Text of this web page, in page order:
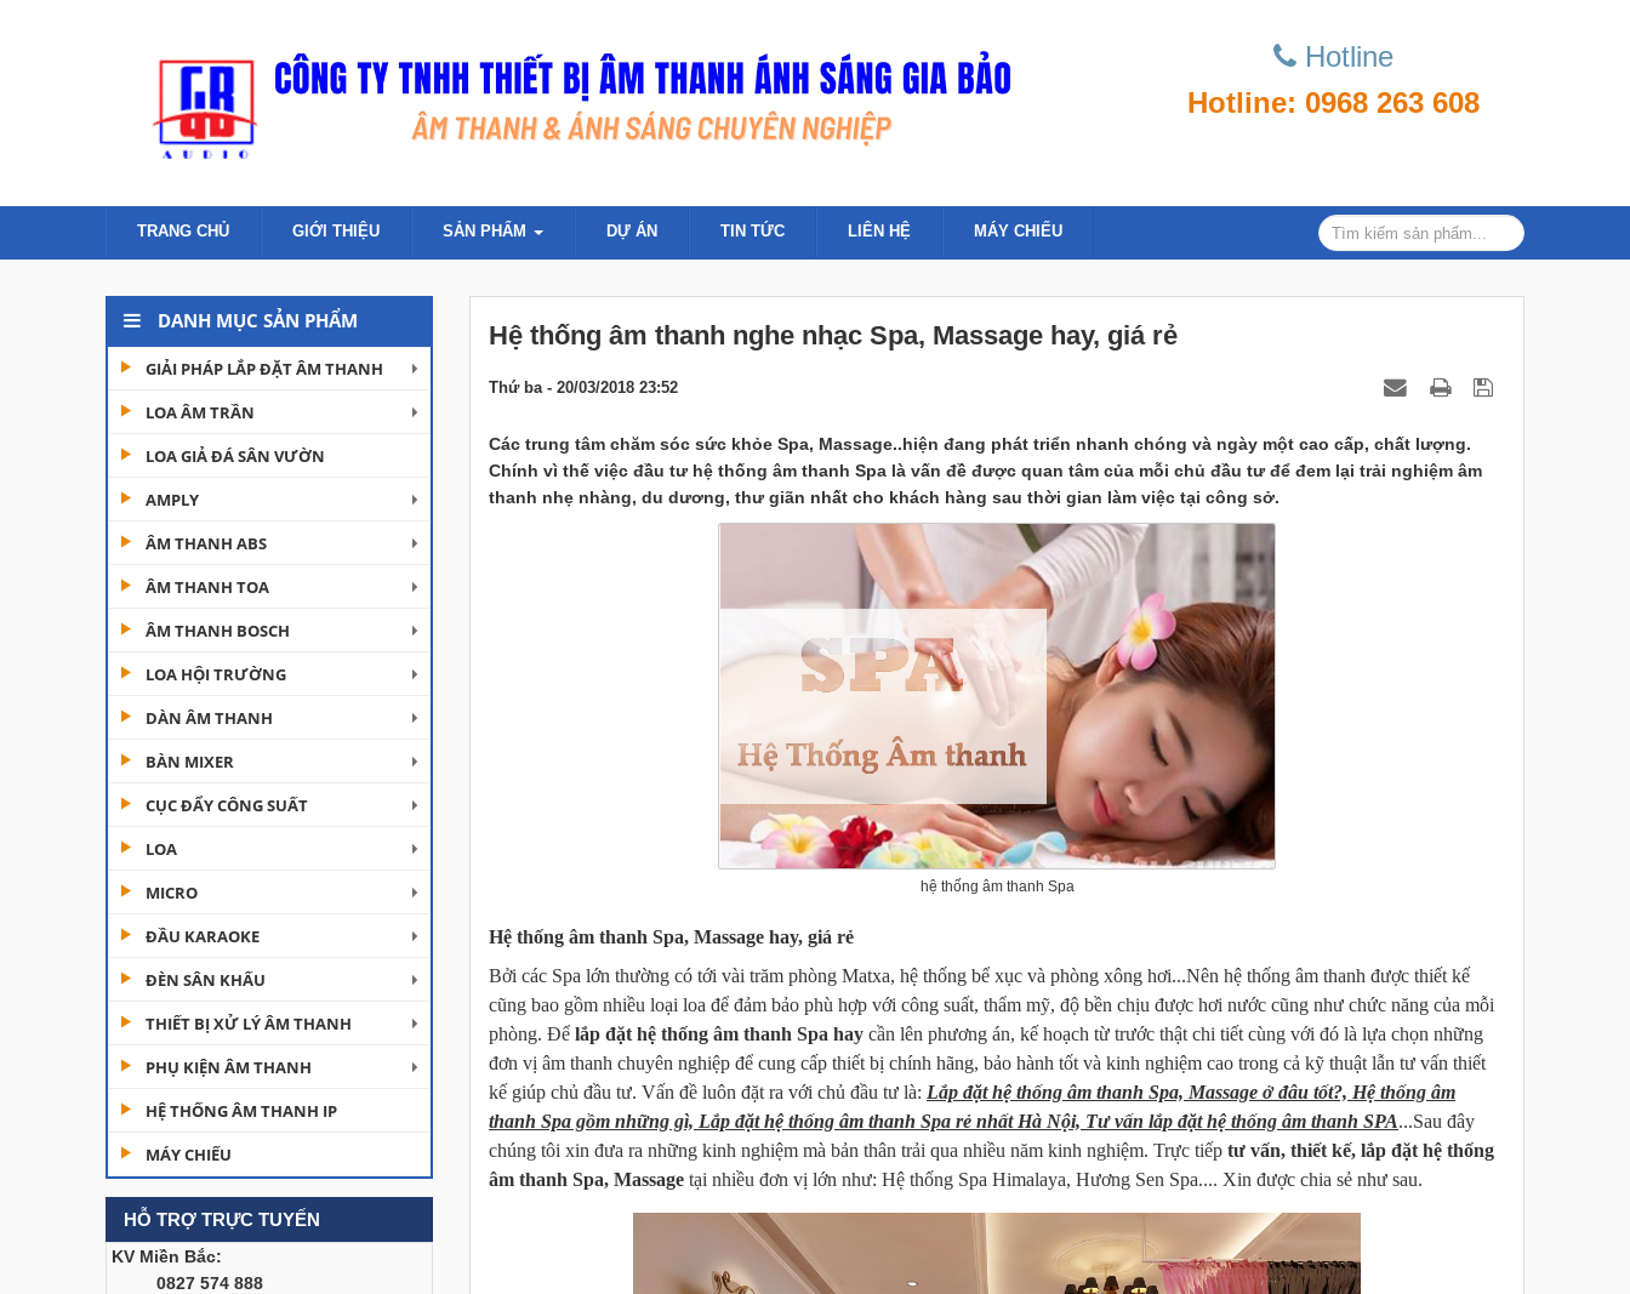
Hotline
Hotline: 0968 263 608
TRANG CHỦ GIỚI THIỆU SẢN PHẨM DỰ ÁN TIN TỨC LIÊN HỆ MÁY CHIẾU
DANH MỤC SẢN PHẨM
GIẢI PHÁP LẮP ĐẶT ÂM THANH
LOA ÂM TRẦN
LOA GIẢ ĐÁ SÂN VƯỜN
AMPLY
ÂM THANH ABS
ÂM THANH TOA
ÂM THANH BOSCH
LOA HỘI TRƯỜNG
DÀN ÂM THANH
BÀN MIXER
CỤC ĐẨY CÔNG SUẤT
LOA
MICRO
ĐẦU KARAOKE
ĐÈN SÂN KHẤU
THIẾT BỊ XỬ LÝ ÂM THANH
PHỤ KIỆN ÂM THANH
HỆ THỐNG ÂM THANH IP
MÁY CHIẾU
HỖ TRỢ TRỰC TUYẾN
KV Miền Bắc:
0827 574 888
Cục đẩy công suất
Dàn âm thanh hội
trường...
Bàn Mixer
Allen&Heath...
Hệ thống âm thanh nghe nhạc Spa, Massage hay, giá rẻ
Thứ ba - 20/03/2018 23:52
Các trung tâm chăm sóc sức khỏe Spa, Massage..hiện đang phát triển nhanh chóng và ngày một cao cấp, chất lượng.
Chính vì thế việc đầu tư hệ thống âm thanh Spa là vấn đề được quan tâm của mỗi chủ đầu tư để đem lại trải nghiệm âm
thanh nhẹ nhàng, du dương, thư giãn nhất cho khách hàng sau thời gian làm việc tại công sở.
hệ thống âm thanh Spa
Hệ thống âm thanh Spa, Massage hay, giá rẻ
Bởi các Spa lớn thường có tới vài trăm phòng Matxa, hệ thống bể xục và phòng xông hơi...Nên hệ thống âm thanh được thiết kế
cũng bao gồm nhiều loại loa để đảm bảo phù hợp với công suất, thẩm mỹ, độ bền chịu được hơi nước cũng như chức năng của mỗi
phòng. Để lắp đặt hệ thống âm thanh Spa hay cần lên phương án, kế hoạch từ trước thật chi tiết cùng với đó là lựa chọn những
đơn vị âm thanh chuyên nghiệp để cung cấp thiết bị chính hãng, bảo hành tốt và kinh nghiệm cao trong cả kỹ thuật lẫn tư vấn thiết
kế giúp chủ đầu tư. Vấn đề luôn đặt ra với chủ đầu tư là: Lắp đặt hệ thống âm thanh Spa, Massage ở đâu tốt?, Hệ thống âm
thanh Spa gồm những gì, Lắp đặt hệ thống âm thanh Spa rẻ nhất Hà Nội, Tư vấn lắp đặt hệ thống âm thanh SPA...Sau đây
chúng tôi xin đưa ra những kinh nghiệm mà bản thân trải qua nhiều năm kinh nghiệm. Trực tiếp tư vấn, thiết kế, lắp đặt hệ thống
âm thanh Spa, Massage tại nhiều đơn vị lớn như: Hệ thống Spa Himalaya, Hương Sen Spa.... Xin được chia sẻ như sau.